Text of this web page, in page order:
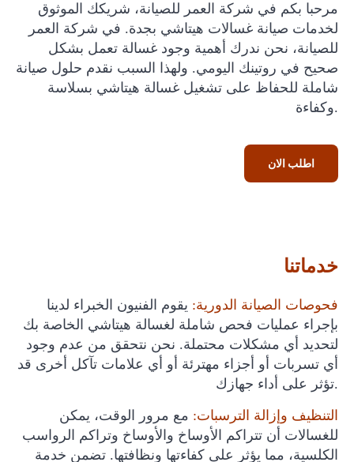
مرحبا بكم في شركة العمر للصيانة، شريكك الموثوق
لخدمات صيانة غسالات هيتاشي بجدة. في شركة العمر
للصيانة، نحن ندرك أهمية وجود غسالة تعمل بشكل
صحيح في روتينك اليومي. ولهذا السبب نقدم حلول صيانة
شاملة للحفاظ على تشغيل غسالة هيتاشي بسلاسة
وكفاءة.
اطلب الان
خدماتنا
فحوصات الصيانة الدورية: يقوم الفنيون الخبراء لدينا
بإجراء عمليات فحص شاملة لغسالة هيتاشي الخاصة بك
لتحديد أي مشكلات محتملة. نحن نتحقق من عدم وجود
أي تسربات أو أجزاء مهترئة أو أي علامات تآكل أخرى قد
تؤثر على أداء جهازك.
التنظيف وإزالة الترسبات: مع مرور الوقت، يمكن
للغسالات أن تتراكم الأوساخ والأوساخ وتراكم الرواسب
الكلسية، مما يؤثر على كفاءتها ونظافتها. تضمن خدمة